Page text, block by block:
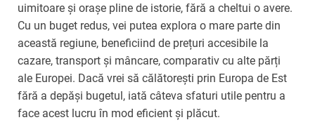
uimitoare și orașe pline de istorie, fără a cheltui o avere.
Cu un buget redus, vei putea explora o mare parte din
această regiune, beneficiind de prețuri accesibile la
cazare, transport și mâncare, comparativ cu alte părți
ale Europei. Dacă vrei să călătorești prin Europa de Est
fără a depăși bugetul, iată câteva sfaturi utile pentru a
face acest lucru în mod eficient și plăcut.